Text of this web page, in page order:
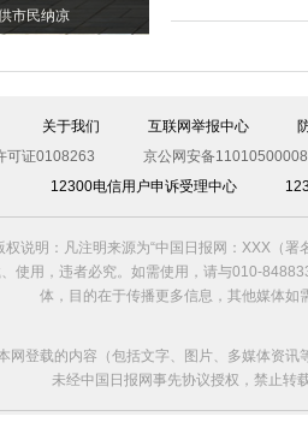
市民纳凉
关于我们 互联网举报中心
可证0108263
京公网安备
12300电信用户申诉受理中心
权说明：凡注明来源为“中国日报网：XXX（
使用，违者必究。如需使用，请与010-
体，目的在于传播更多信息，其他媒体
网登载的内容（包括文字、图片、多媒体资
未经中国日报网事先协议授权，禁止转